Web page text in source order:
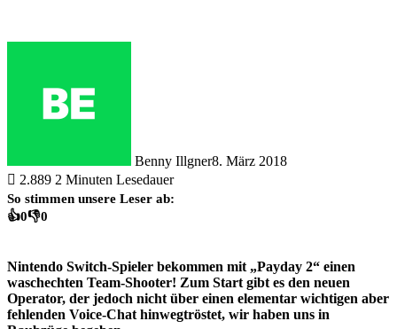
Benny Illgner8. März 2018
2.889 2 Minuten Lesedauer
So stimmen unsere Leser ab:
👍0👎0
Nintendo Switch-Spieler bekommen mit „Payday 2“ einen
waschechten Team-Shooter! Zum Start gibt es den neuen
Operator, der jedoch nicht über einen elementar wichtigen aber
fehlenden Voice-Chat hinwegtröstet, wir haben uns in